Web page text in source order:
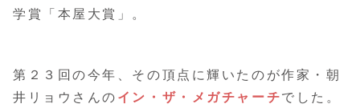
学賞「本屋大賞」。
第２３回の今年、その頂点に輝いたのが作家・朝
井リョウさんの イン・ザ・メガチャーチでした。